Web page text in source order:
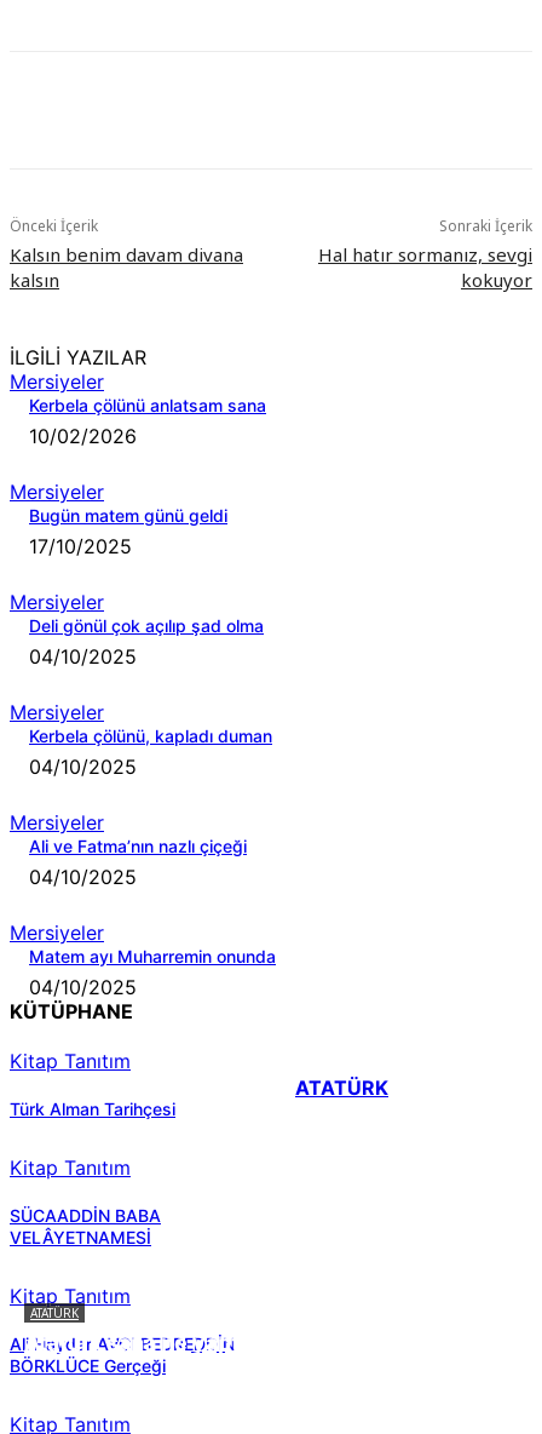
Önceki İçerik
Kalsın benim davam divana
kalsın
Sonraki İçerik
Hal hatır sormanız, sevgi
kokuyor
İLGİLİ YAZILAR
Mersiyeler
Kerbela çölünü anlatsam sana
10/02/2026
Mersiyeler
Bugün matem günü geldi
17/10/2025
Mersiyeler
Deli gönül çok açılıp şad olma
04/10/2025
Mersiyeler
Kerbela çölünü, kapladı duman
04/10/2025
Mersiyeler
Ali ve Fatma’nın nazlı çiçeği
04/10/2025
Mersiyeler
Matem ayı Muharremin onunda
04/10/2025
KÜTÜPHANE
Kitap Tanıtım
Türk Alman Tarihçesi
Kitap Tanıtım
SÜCAADDİN BABA
VELÂYETNAMESİ
Kitap Tanıtım
Ali Haydar AVCI BEDREDDİN
BÖRKLÜCE Gerçeği
Kitap Tanıtım
ATATÜRK
ATATÜRK
Atatürk sana ne yaptı?